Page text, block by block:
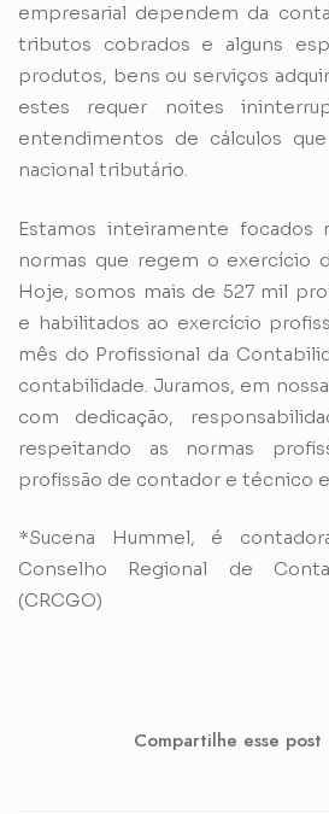
empresarial dependem da
tributos cobrados e alguns
produtos, bens ou serviços
estes requer noites
entendimentos de cálculos
nacional tributário.
Estamos inteiramente focados
normas que regem o exercício
Hoje, somos mais de 527 mil
e habilitados ao exercício
mês do Profissional da
contabilidade. Juramos, em
com dedicação,
respeitando as normas
profissão de contador e técnico
*Sucena Hummel, é
Conselho Regional de
(CRCGO)
Compartilhe esse post